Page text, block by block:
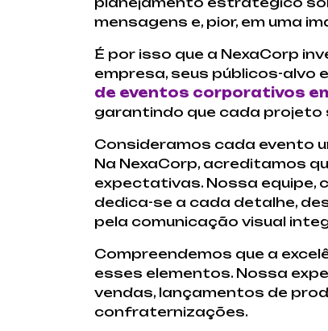
mensagens e, pior, em uma
É por isso que a NexaCorp
empresa, seus públicos-alvo
de eventos corporativos
garantindo que cada projeto
Consideramos cada evento
Na NexaCorp, acreditamos
expectativas. Nossa equipe,
dedica-se a cada detalhe,
pela comunicação visual
Compreendemos que a
esses elementos. Nossa
vendas, lançamentos de
confraternizações.